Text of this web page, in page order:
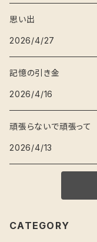
思い出
2026/4/27
記憶の引き金
2026/4/16
頑張らないで頑張って
2026/4/13
CATEGORY